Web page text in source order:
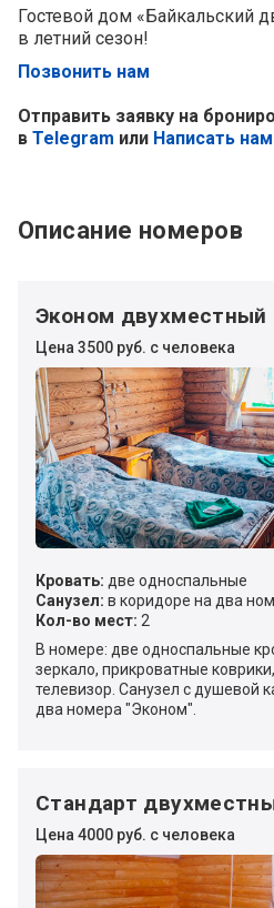
Гостевой дом «Байкальский
в летний сезон!
Позвонить нам
Отправить заявку на
в Telegram или Написать
Описание номеров
Эконом двухместный
Цена 3500 руб. с человека
Кровать: две односпальные
Санузел: в коридоре на два
Кол-во мест: 2
В номере: две односпальные
зеркало, прикроватные
телевизор. Санузел с душевой
два номера "Эконом".
Стандарт
Цена 4000 руб. с человека